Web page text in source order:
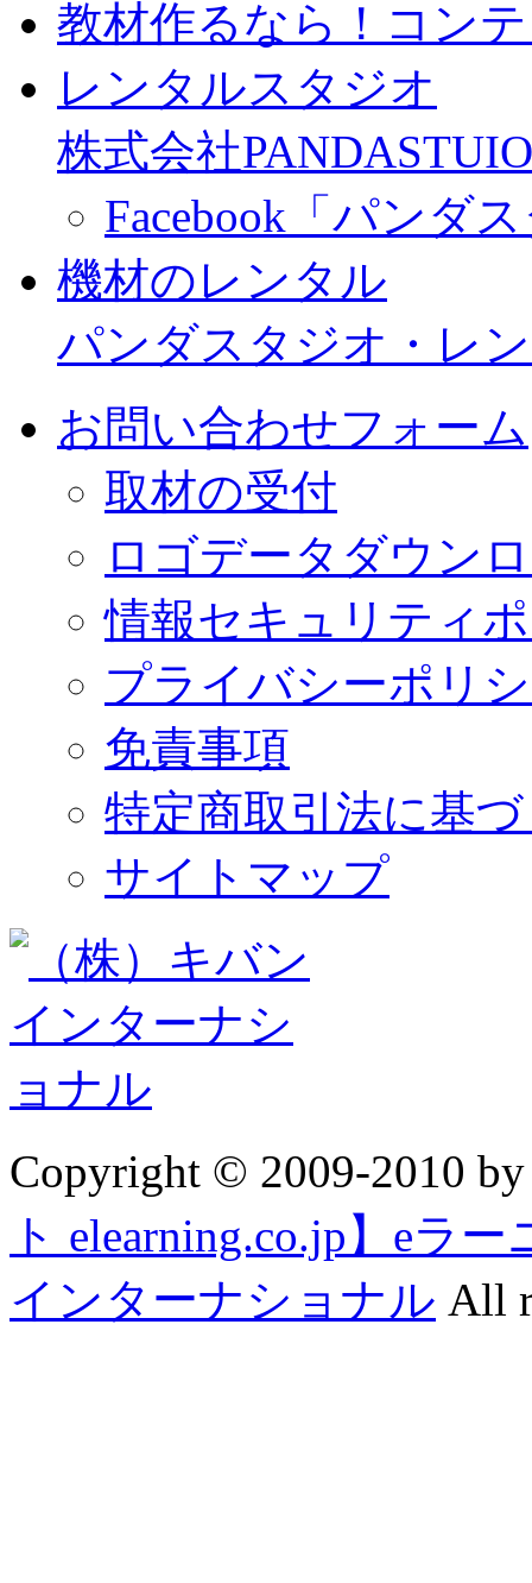
教材作るなら！コン
レンタルスタジオ
株式会社
Facebook「パンダ
機材のレンタル
パンダスタジオ・レ
お問い合わせフォーム
取材の受付
ロゴデータダウン
情報セキュリティ
プライバシーポリ
免責事項
特定商取引法に基
サイトマップ
Copyright © 2009-2010
ト elearning.co.jp】eラ
インターナショナル All